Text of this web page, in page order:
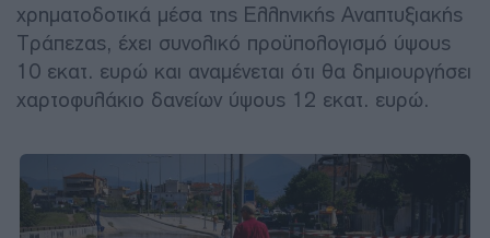
χρηματοδοτικά μέσα της Ελληνικής Αναπτυξιακής
Τράπεζας, έχει συνολικό προϋπολογισμό ύψους
10 εκατ. ευρώ και αναμένεται ότι θα δημιουργήσει
χαρτοφυλάκιο δανείων ύψους 12 εκατ. ευρώ.